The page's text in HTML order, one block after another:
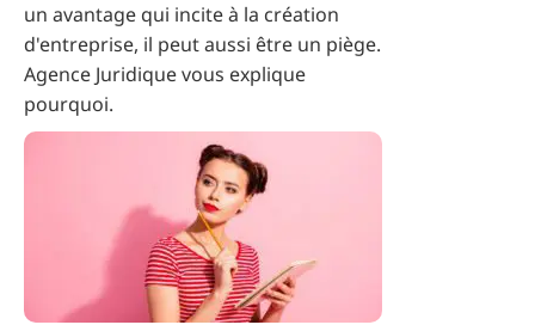
un avantage qui incite à la création
d'entreprise, il peut aussi être un piège.
Agence Juridique vous explique
pourquoi.